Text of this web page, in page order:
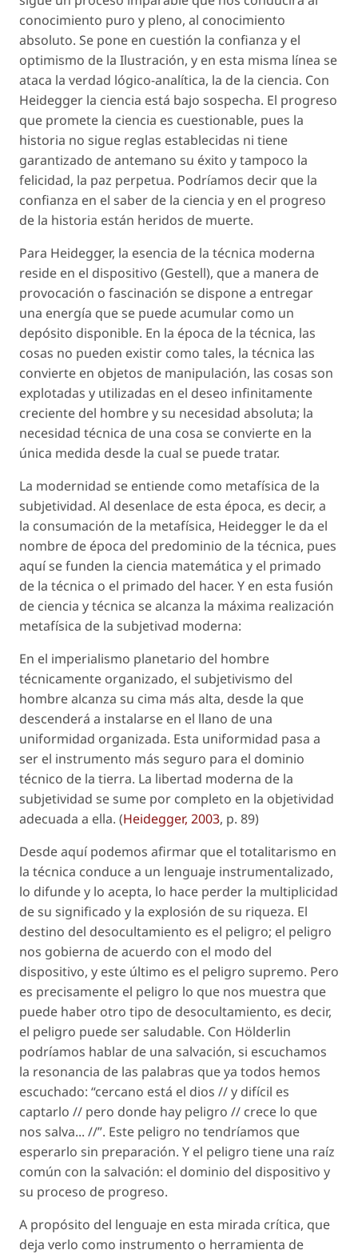
conocimiento puro y pleno, al conocimiento
absoluto. Se pone en cuestión la confianza y el
optimismo de la Ilustración, y en esta misma línea se
ataca la verdad lógico-analítica, la de la ciencia. Con
Heidegger la ciencia está bajo sospecha. El progreso
que promete la ciencia es cuestionable, pues la
historia no sigue reglas establecidas ni tiene
garantizado de antemano su éxito y tampoco la
felicidad, la paz perpetua. Podríamos decir que la
confianza en el saber de la ciencia y en el progreso
de la historia están heridos de muerte.
Para Heidegger, la esencia de la técnica moderna
reside en el dispositivo (Gestell), que a manera de
provocación o fascinación se dispone a entregar
una energía que se puede acumular como un
depósito disponible. En la época de la técnica, las
cosas no pueden existir como tales, la técnica las
convierte en objetos de manipulación, las cosas son
explotadas y utilizadas en el deseo infinitamente
creciente del hombre y su necesidad absoluta; la
necesidad técnica de una cosa se convierte en la
única medida desde la cual se puede tratar.
La modernidad se entiende como metafísica de la
subjetividad. Al desenlace de esta época, es decir, a
la consumación de la metafísica, Heidegger le da el
nombre de época del predominio de la técnica, pues
aquí se funden la ciencia matemática y el primado
de la técnica o el primado del hacer. Y en esta fusión
de ciencia y técnica se alcanza la máxima realización
metafísica de la subjetivad moderna:
En el imperialismo planetario del hombre
técnicamente organizado, el subjetivismo del
hombre alcanza su cima más alta, desde la que
descenderá a instalarse en el llano de una
uniformidad organizada. Esta uniformidad pasa a
ser el instrumento más seguro para el dominio
técnico de la tierra. La libertad moderna de la
subjetividad se sume por completo en la objetividad
adecuada a ella. (Heidegger, 2003, p. 89)
Desde aquí podemos afirmar que el totalitarismo en
la técnica conduce a un lenguaje instrumentalizado,
lo difunde y lo acepta, lo hace perder la multiplicidad
de su significado y la explosión de su riqueza. El
destino del desocultamiento es el peligro; el peligro
nos gobierna de acuerdo con el modo del
dispositivo, y este último es el peligro supremo. Pero
es precisamente el peligro lo que nos muestra que
puede haber otro tipo de desocultamiento, es decir,
el peligro puede ser saludable. Con Hölderlin
podríamos hablar de una salvación, si escuchamos
la resonancia de las palabras que ya todos hemos
escuchado: “cercano está el dios // y difícil es
captarlo // pero donde hay peligro // crece lo que
nos salva... //”. Este peligro no tendríamos que
esperarlo sin preparación. Y el peligro tiene una raíz
común con la salvación: el dominio del dispositivo y
su proceso de progreso.
A propósito del lenguaje en esta mirada crítica, que
deja verlo como instrumento o herramienta de